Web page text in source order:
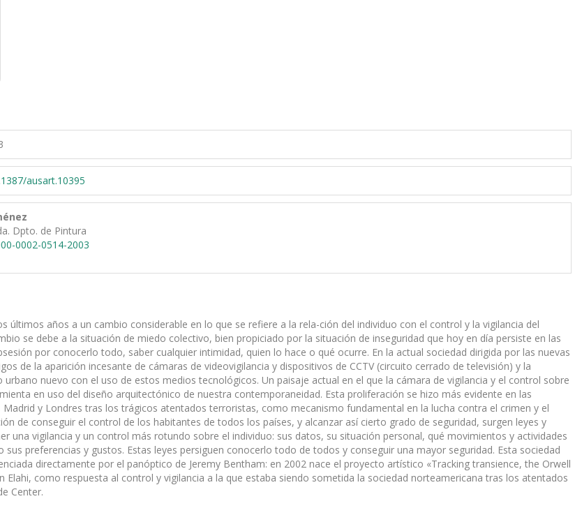
ausart.10395
Dpto. de Pintura
0002-0514-2003
últimos años a un cambio considerable en lo que se refiere a la rela-ción del individuo con el control y la vigilancia del
se debe a la situación de miedo colectivo, bien propiciado por la situación de inseguridad que hoy en día persiste en las
por conocerlo todo, saber cualquier intimidad, quien lo hace o qué ocurre. En la actual sociedad dirigida por las nuevas
de la aparición incesante de cámaras de videovigilancia y dispositivos de CCTV (circuito cerrado de televisión) y la
urbano nuevo con el uso de estos medios tecnológicos. Un paisaje actual en el que la cámara de vigilancia y el control sobre
en uso del diseño arquitectónico de nuestra contemporaneidad. Esta proliferación se hizo más evidente en las
Madrid y Londres tras los trágicos atentados terroristas, como mecanismo fundamental en la lucha contra el crimen y el
de conseguir el control de los habitantes de todos los países, y alcanzar así cierto grado de seguridad, surgen leyes y
una vigilancia y un control más rotundo sobre el individuo: sus datos, su situación personal, qué movimientos y actividades
sus preferencias y gustos. Estas leyes persiguen conocerlo todo de todos y conseguir una mayor seguridad. Esta sociedad
directamente por el panóptico de Jeremy Bentham: en 2002 nace el proyecto artístico «Tracking transience, the Orwell
Elahi, como respuesta al control y vigilancia a la que estaba siendo sometida la sociedad norteamericana tras los atentados
Center.